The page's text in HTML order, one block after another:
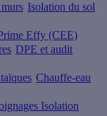
Isolation du sol
Effy (CEE)
DPE et audit
Chauffe-eau
Isolation